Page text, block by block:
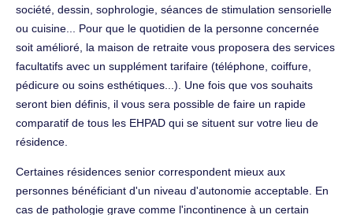
société, dessin, sophrologie, séances de stimulation sensorielle
ou cuisine... Pour que le quotidien de la personne concernée
soit amélioré, la maison de retraite vous proposera des services
facultatifs avec un supplément tarifaire (téléphone, coiffure,
pédicure ou soins esthétiques...). Une fois que vos souhaits
seront bien définis, il vous sera possible de faire un rapide
comparatif de tous les EHPAD qui se situent sur votre lieu de
résidence.
Certaines résidences senior correspondent mieux aux
personnes bénéficiant d'un niveau d'autonomie acceptable. En
cas de pathologie grave comme l'incontinence à un certain